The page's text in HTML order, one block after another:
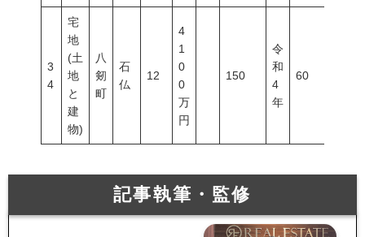
3
4
宅
地
(土
地
と
建
物)
八
剱
町
石
仏
12
4
1
0
0
万
円
150
令
和
4
年
60
記事執筆・監修